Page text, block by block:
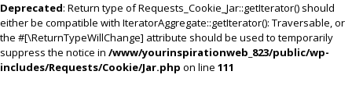
Deprecated: Return type of Requests_Cookie_Jar::getIterator() should
either be compatible with IteratorAggregate::getIterator(): Traversable, or
the #[\ReturnTypeWillChange] attribute should be used to temporarily
suppress the notice in /www/yourinspirationweb_823/public/wp-
includes/Requests/Cookie/Jar.php on line 111